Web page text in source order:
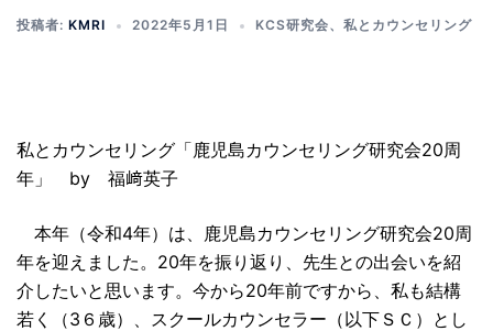
投稿者: KMRI 2022年5月1日 KCS研究会、 私とカウンセリング
私とカウンセリング「鹿児島カウンセリング研究会20周
年」 by 福﨑英子
本年（令和4年）は、鹿児島カウンセリング研究会20周
年を迎えました。20年を振り返り、先生との出会いを紹
介したいと思います。今から20年前ですから、私も結構
若く（3６歳）、スクールカウンセラー（以下ＳＣ）とし